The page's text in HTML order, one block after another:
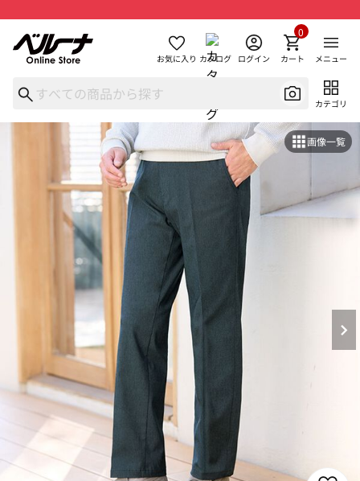
お気に入り カタログ ログイン カート
0
メニュー
カテゴリ
画像一覧